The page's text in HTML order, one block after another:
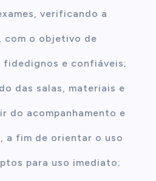
verificando a
com o objetivo de
fidedignos e confiáveis;
das salas, materiais e
do acompanhamento e
a fim de orientar o uso
para uso imediato;